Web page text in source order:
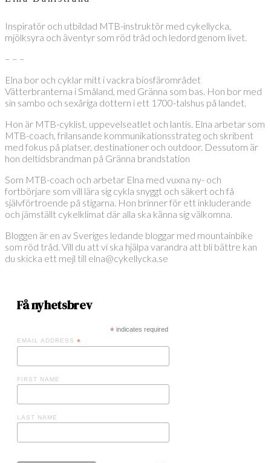
Inspiratör och utbildad MTB-instruktör med cykellycka,
mjölksyra och äventyr som röd tråd och ledord genom livet.
– – –
Elna bor och cyklar mitt i vackra biosfärområdet
Vätterbranterna i Småland, med Gränna som bas. Hon bor med
sin sambo och sexåriga dottern i ett 1700-talshus på landet.
Hon är MTB-cyklist, uppevelseatlet och lantis. Elna arbetar som
MTB-coach, frilansande kommunikationsstrateg och skribent
med fokus på platser, destinationer och outdoor. Dessutom är
hon deltidsbrandman på Gränna brandstation
Som MTB-coach och arbetar Elna med vuxna ny- och
fortbörjare som vill lära sig cykla snyggt och säkert och få
självförtroende på stigarna. Hon brinner för ett inkluderande
och jämställt cykelklimat där alla ska känna sig välkomna.
Bloggen är en av Sveriges ledande bloggar med mountainbike
som röd tråd. Vill du att vi ska hjälpa varandra att bli bättre kan
du skicka ett mejl till elna@cykellycka.se
Få nyhetsbrev
*indicates required
EMAIL ADDRESS *
FIRST NAME
LAST NAME